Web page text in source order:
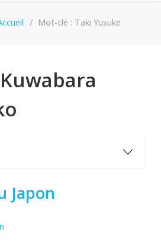
Mot-clé : Taki Yusuke
Japon